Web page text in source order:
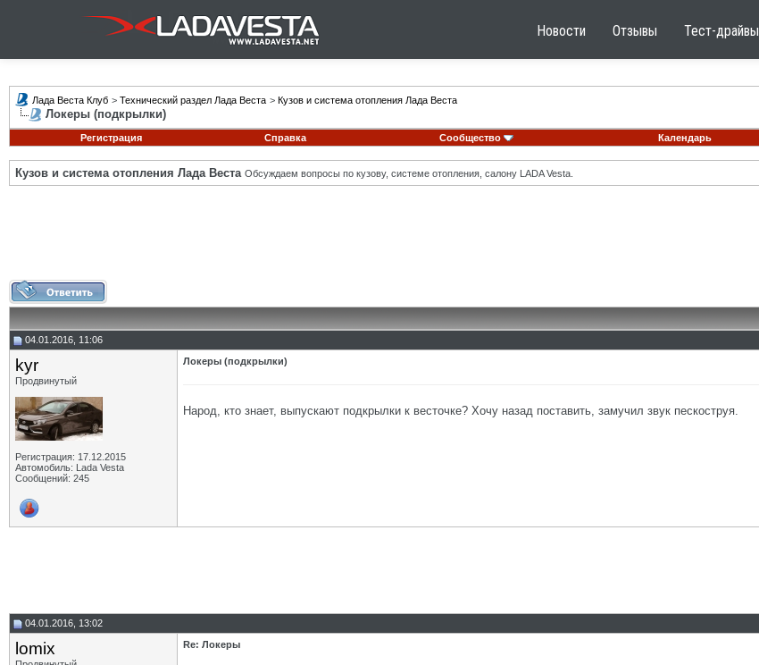
Новости Отзывы Тест-драйвы
Лада Веста Клуб > Технический раздел Лада Веста > Кузов и система отопления Лада Веста
Локеры (подкрылки)
Регистрация
Справка Сообщество Календарь
Кузов и система отопления Лада Веста Обсуждаем вопросы по кузову, системе отопления, салону LADA Vesta.
04.01.2016, 11:06
kyr
Продвинутый
Регистрация: 17.12.2015
Автомобиль: Lada Vesta
Сообщений: 245
Локеры (подкрылки)
Народ, кто знает, выпускают подкрылки к весточке? Хочу назад поставить, замучил звук пескоструя.
04.01.2016, 13:02
lomix Re: Локеры